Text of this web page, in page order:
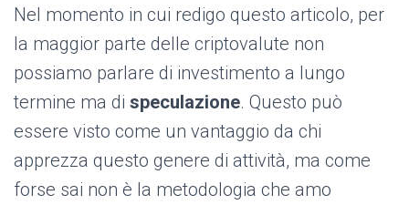
Nel momento in cui redigo questo articolo, per
la maggior parte delle criptovalute non
possiamo parlare di investimento a lungo
termine ma di speculazione. Questo può
essere visto come un vantaggio da chi
apprezza questo genere di attività, ma come
forse sai non è la metodologia che amo